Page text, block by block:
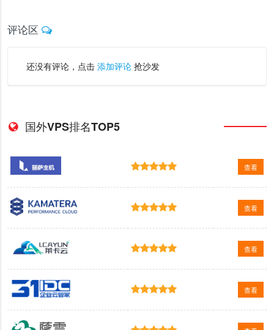
评论区
还没有评论，点击 添加评论抢沙发
国外VPS排名TOP5
查看
查看
查看
查看